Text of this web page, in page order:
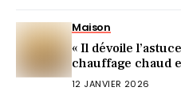
Maison
« Il dévoile
chauffage chaud
12 JANVIER 2026